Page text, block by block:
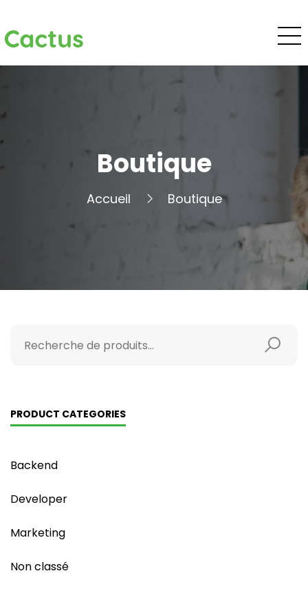
Cactus
Boutique
Accueil Boutique
PRODUCT CATEGORIES
Backend
Developer
Marketing
Non classé